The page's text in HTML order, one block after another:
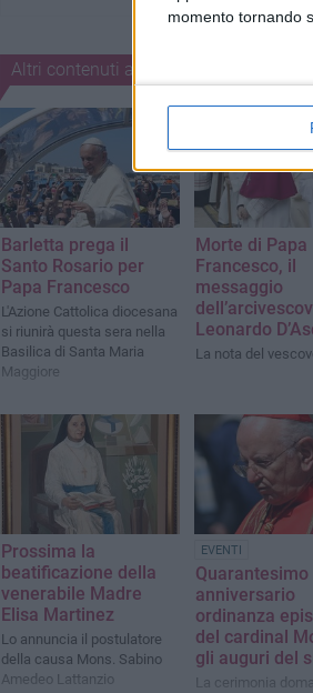
momento tornando
Altri contenuti a tema
Barletta prega il
Santo Rosario per
Papa Francesco
L'Azione Cattolica diocesana
si riunirà questa sera nella
Basilica di Santa Maria
Maggiore
Morte di Papa
Francesco, il
messaggio
Leonardo
La nota del
Prossima la
beatificazione della
venerabile Madre
Elisa Martinez
Lo annuncia il postulatore
della causa Mons. Sabino
Amedeo Lattanzio
EVENTI
Quarantesimo
anniversario
ordinanza
del cardinal
gli auguri del
La cerimonia